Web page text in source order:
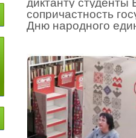
диктанту
сопричастность
Дню народного